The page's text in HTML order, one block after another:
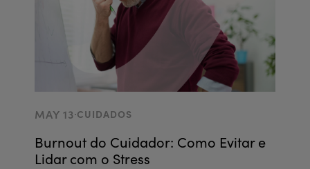
MAY 13.CUIDADOS
Burnout do Cuidador: Como Evitar e
Lidar com o Stress